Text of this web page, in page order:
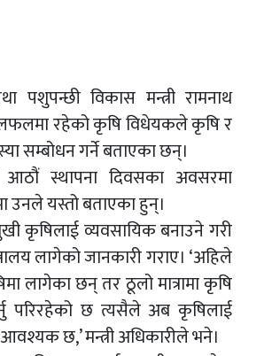
पशुपन्छी विकास मन्त्री रामनाथ
रहेको कृषि विधेयकले कृषि र
सम्बोधन गर्ने बताएका छन्।
स्थापना दिवसका अवसरमा
उनले यस्तो बताएका हुन्।
कृषिलाई व्यवसायिक बनाउने गरी
लागेको जानकारी गराए। ‘अहिले
लागेका छन् तर ठूलो मात्रामा कृषि
परिरहेको छ त्यसैले अब कृषिलाई
छ,’ मन्त्री अधिकारीले भने।